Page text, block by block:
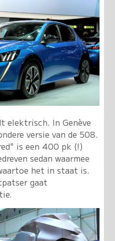
elektrisch. In Genève
versie van de 508.
is een 400 pk (!)
sedan waarmee
het in staat is.
gaat